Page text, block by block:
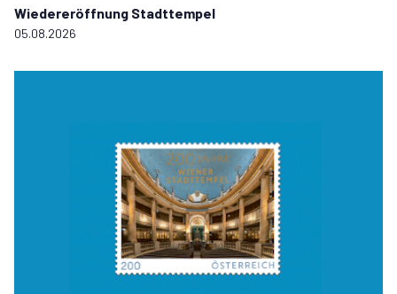
Wiedereröffnung Stadttempel
05.08.2026